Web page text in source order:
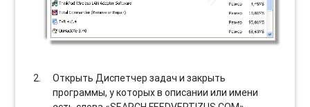
Открыть Диспетчер задач и закрыть
программы, у которых в описании или имени